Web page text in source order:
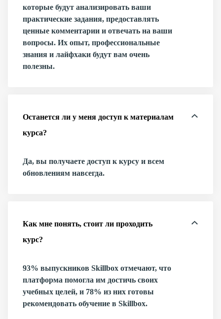
которые будут анализировать ваши
практические задания, предоставлять
ценные комментарии и отвечать на ваши
вопросы. Их опыт, профессиональные
знания и лайфхаки будут вам очень
полезны.
Останется ли у меня доступ к материалам
курса?
Да, вы получаете доступ к курсу и всем
обновлениям навсегда.
Как мне понять, стоит ли проходить
курс?
93% выпускников Skillbox отмечают, что
платформа помогла им достичь своих
учебных целей, и 78% из них готовы
рекомендовать обучение в Skillbox.